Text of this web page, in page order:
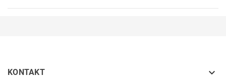
KONTAKT 